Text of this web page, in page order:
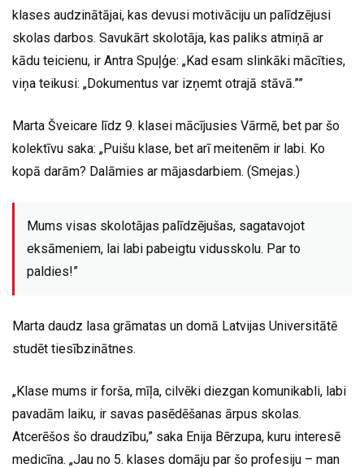
klases audzinātājai, kas devusi motivāciju un palīdzējusi
skolas darbos. Savukārt skolotāja, kas paliks atmiņā ar
kādu teicienu, ir Antra Spuļģe: „Kad esam slinkāki mācīties,
viņa teikusi: „Dokumentus var izņemt otrajā stāvā.””
Marta Šveicare līdz 9. klasei mācījusies Vārmē, bet par šo
kolektīvu saka: „Puišu klase, bet arī meitenēm ir labi. Ko
kopā darām? Dalāmies ar mājasdarbiem. (Smejas.)
Mums visas skolotājas palīdzējušas, sagatavojot
eksāmeniem, lai labi pabeigtu vidusskolu. Par to
paldies!”
Marta daudz lasa grāmatas un domā Latvijas Universitātē
studēt tiesībzinātnes.
„Klase mums ir forša, mīļa, cilvēki diezgan komunikabli, labi
pavadām laiku, ir savas pasēdēšanas ārpus skolas.
Atcerēšos šo draudzību,” saka Enija Bērzupa, kuru interesē
medicīna. „Jau no 5. klases domāju par šo profesiju – man